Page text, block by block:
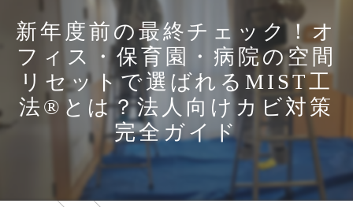
新年度前の最終チェック！オ
フィス・保育園・病院の空間
リセットで選ばれるMIST工
法®とは？法人向けカビ対策
完全ガイド